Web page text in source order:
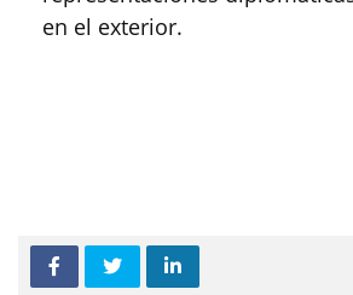
en el exterior.